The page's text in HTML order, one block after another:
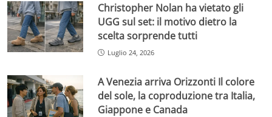
Christopher Nolan ha vietato gli
UGG sul set: il motivo dietro la
scelta sorprende tutti
Luglio 24, 2026
A Venezia arriva Orizzonti Il colore
del sole, la coproduzione tra Italia,
Giappone e Canada